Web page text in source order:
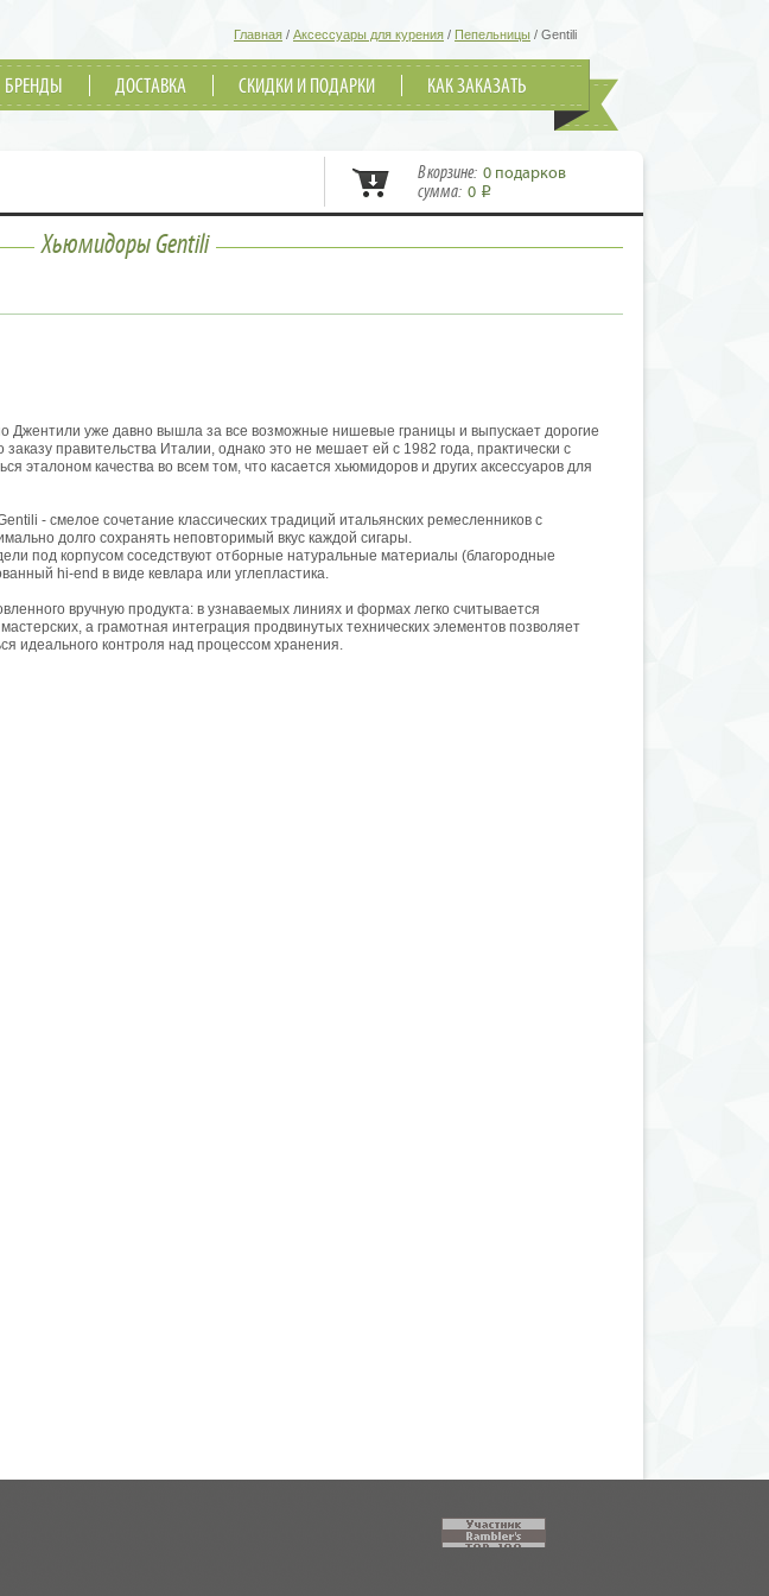
Главная / Аксессуары для курения / Пепельницы / Gentili
БРЕНДЫ ДОСТАВКА СКИДКИ И ПОДАРКИ КАК ЗАКАЗАТЬ
В корзине: 0 подарков
сумма: 0 i
Хьюмидоры Gentili
Джентили уже давно вышла за все возможные нишевые границы и выпускает дорогие
правительства Италии, однако это не мешает ей с 1982 года, практически с
эталоном качества во всем том, что касается хьюмидоров и других аксессуаров для
- смелое сочетание классических традиций итальянских ремесленников с
долго сохранять неповторимый вкус каждой сигары.
под корпусом соседствуют отборные натуральные материалы (благородные
hi-end в виде кевлара или углепластика.
вручную продукта: в узнаваемых линиях и формах легко считывается
а грамотная интеграция продвинутых технических элементов позволяет
идеального контроля над процессом хранения.